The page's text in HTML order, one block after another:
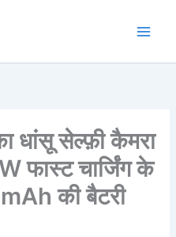
धांसू सेल्फ़ी कैमरा
फास्ट चार्जिंग के
की बैटरी